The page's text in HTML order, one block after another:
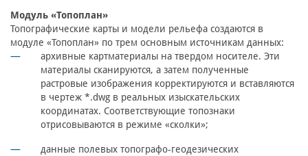
Модуль «Топоплан»
Топографические карты и модели рельефа создаются в
модуле «Топоплан» по трем основным источникам данных:
архивные картматериалы на твердом носителе. Эти
материалы сканируются, а затем полученные
растровые изображения корректируются и вставляются
в чертеж *.dwg в реальных изыскательских
координатах. Соответствующие топознаки
отрисовываются в режиме «сколки»;
данные полевых топографо-геодезических